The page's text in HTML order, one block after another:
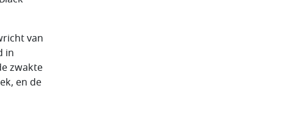
van
in
zwakte
en de